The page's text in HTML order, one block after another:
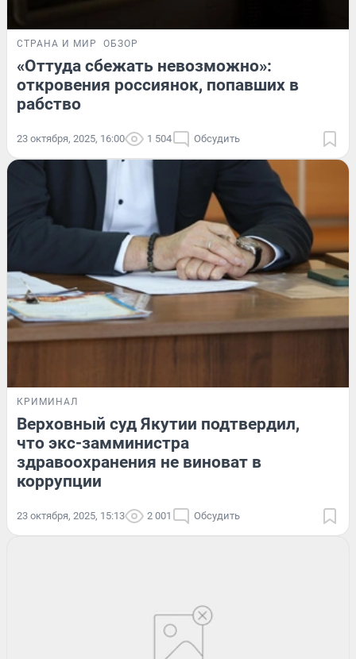
СТРАНА И МИР ОБЗОР
«Оттуда сбежать невозможно»:
откровения россиянок, попавших в
рабство
23 октября, 2025, 16:00 1 504 Обсудить
КРИМИНАЛ
Верховный суд Якутии подтвердил,
что экс-замминистра
здравоохранения не виноват в
коррупции
23 октября, 2025, 15:13 2 001 Обсудить